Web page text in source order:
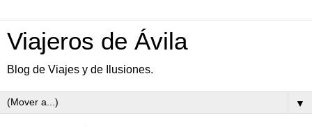
Viajeros de Ávila
Blog de Viajes y de Ilusiones.
▼